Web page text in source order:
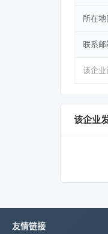
所在地
联系邮
该企业
该企业
友情链接